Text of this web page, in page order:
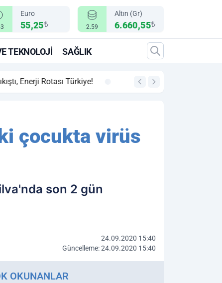
Euro
55,25₺ 2.59
Altın (Gr)
6.660,55₺
TEKNOLOJI SAĞLIK
00:12
çocukta virüs
son 2 gün
24.09.2020 15:40
Güncelleme: 24.09.2020 15:40
OKUNANLAR